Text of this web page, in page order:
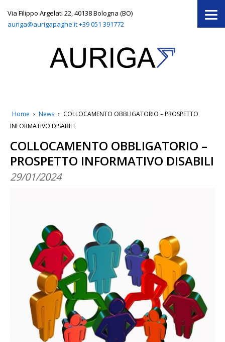
Via Filippo Argelati 22, 40138 Bologna (BO)
auriga@aurigapaghe.it+39 051 391772
Home › News › COLLOCAMENTO OBBLIGATORIO – PROSPETTO
INFORMATIVO DISABILI
COLLOCAMENTO OBBLIGATORIO –
PROSPETTO INFORMATIVO DISABILI
29/01/2024